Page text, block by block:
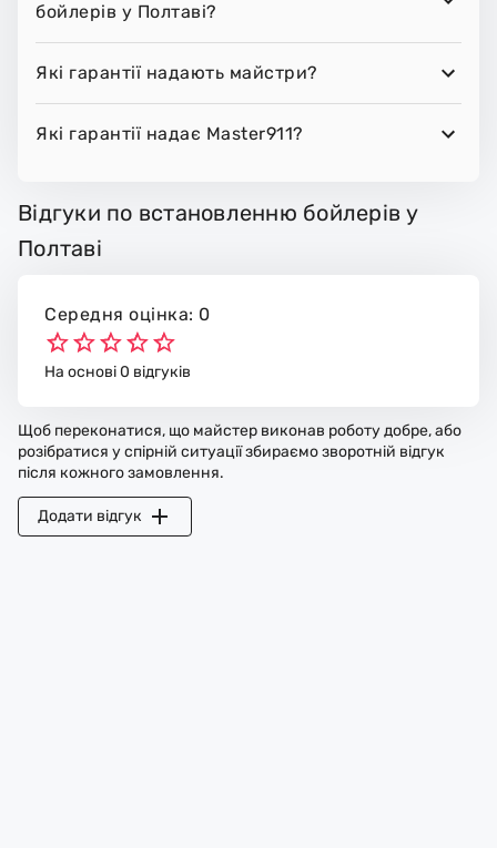
бойлерів у Полтаві?
Які гарантії надають майстри?
Які гарантії надає Master911?
Відгуки по встановленню бойлерів у
Полтаві
Середня оцінка: 0
На основі 0 відгуків
Щоб переконатися, що майстер виконав роботу добре, або
розібратися у спірній ситуації збираємо зворотній відгук
після кожного замовлення.
Додати відгук